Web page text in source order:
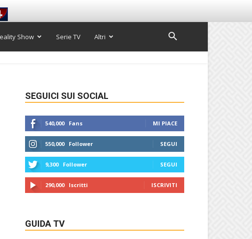
Show Serie TV Altri
SEGUICI SUI SOCIAL
540,000 Fans MI PIACE
550,000 Follower SEGUI
9,300 Follower SEGUI
290,000 Iscritti ISCRIVITI
GUIDA TV